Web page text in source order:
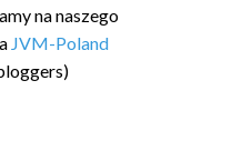
na naszego
JVM-Poland